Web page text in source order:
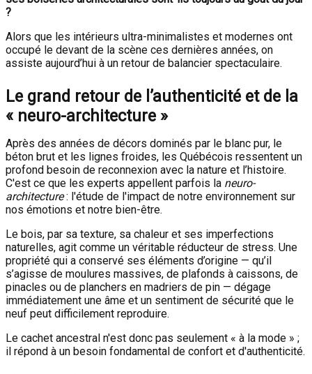
?
Alors que les intérieurs ultra-minimalistes et modernes ont
occupé le devant de la scène ces dernières années, on
assiste aujourd’hui à un retour de balancier spectaculaire.
Le grand retour de l’authenticité et de la
« neuro-architecture »
Après des années de décors dominés par le blanc pur, le
béton brut et les lignes froides, les Québécois ressentent un
profond besoin de reconnexion avec la nature et l’histoire.
C'est ce que les experts appellent parfois la neuro-
architecture: l'étude de l'impact de notre environnement sur
nos émotions et notre bien-être.
Le bois, par sa texture, sa chaleur et ses imperfections
naturelles, agit comme un véritable réducteur de stress. Une
propriété qui a conservé ses éléments d’origine — qu’il
s’agisse de moulures massives, de plafonds à caissons, de
pinacles ou de planchers en madriers de pin — dégage
immédiatement une âme et un sentiment de sécurité que le
neuf peut difficilement reproduire.
Le cachet ancestral n'est donc pas seulement « à la mode » ;
il répond à un besoin fondamental de confort et d'authenticité.